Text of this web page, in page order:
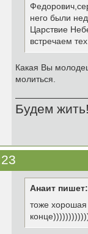
него были
Царствие
встречаем
Какая Вы
молиться.
Будем
Анаит пишет:
тоже